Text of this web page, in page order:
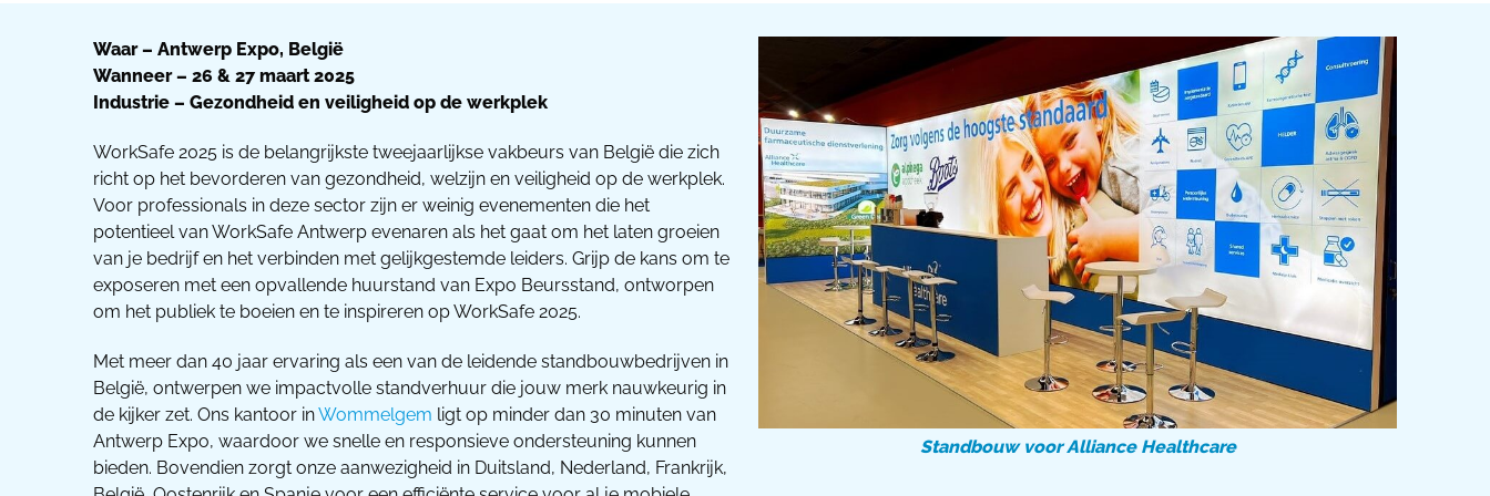
Waar – Antwerp Expo, België
Wanneer – 26 & 27 maart 2025
Industrie – Gezondheid en veiligheid op de werkplek
WorkSafe 2025 is de belangrijkste tweejaarlijkse vakbeurs van België die zich
richt op het bevorderen van gezondheid, welzijn en veiligheid op de werkplek.
Voor professionals in deze sector zijn er weinig evenementen die het
potentieel van WorkSafe Antwerp evenaren als het gaat om het laten groeien
van je bedrijf en het verbinden met gelijkgestemde leiders. Grijp de kans om te
exposeren met een opvallende huurstand van Expo Beursstand, ontworpen
om het publiek te boeien en te inspireren op WorkSafe 2025.
Met meer dan 40 jaar ervaring als een van de leidende standbouwbedrijven in
België, ontwerpen we impactvolle standverhuur die jouw merk nauwkeurig in
de kijker zet. Ons kantoor inWommelgem ligt op minder dan 30 minuten van
Antwerp Expo, waardoor we snelle en responsieve ondersteuning kunnen
bieden. Bovendien zorgt onze aanwezigheid in Duitsland, Nederland, Frankrijk,
Standbouw voor Alliance Healthcare